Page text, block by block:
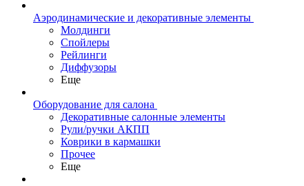
Аэродинамические и декоративные элементы
Молдинги
Спойлеры
Рейлинги
Диффузоры
Еще
Оборудование для салона
Декоративные салонные элементы
Рули/ручки АКПП
Коврики в кармашки
Прочее
Еще